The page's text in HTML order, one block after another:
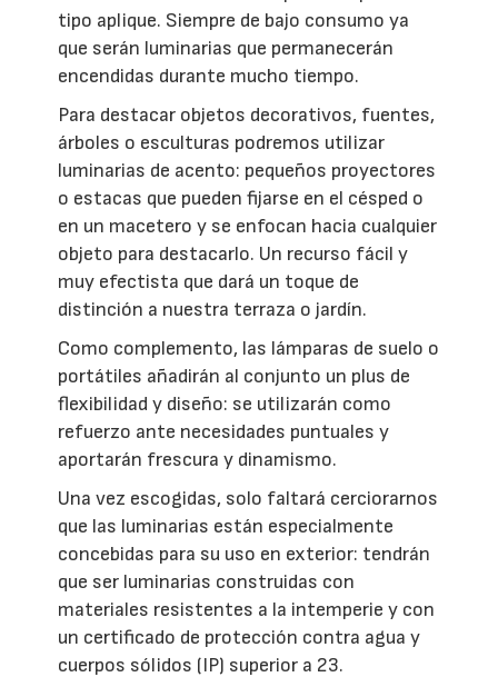
tipo aplique. Siempre de bajo consumo ya
que serán luminarias que permanecerán
encendidas durante mucho tiempo.
Para destacar objetos decorativos, fuentes,
árboles o esculturas podremos utilizar
luminarias de acento: pequeños proyectores
o estacas que pueden fijarse en el césped o
en un macetero y se enfocan hacia cualquier
objeto para destacarlo. Un recurso fácil y
muy efectista que dará un toque de
distinción a nuestra terraza o jardín.
Como complemento, las lámparas de suelo o
portátiles añadirán al conjunto un plus de
flexibilidad y diseño: se utilizarán como
refuerzo ante necesidades puntuales y
aportarán frescura y dinamismo.
Una vez escogidas, solo faltará cerciorarnos
que las luminarias están especialmente
concebidas para su uso en exterior: tendrán
que ser luminarias construidas con
materiales resistentes a la intemperie y con
un certificado de protección contra agua y
cuerpos sólidos (IP) superior a 23.